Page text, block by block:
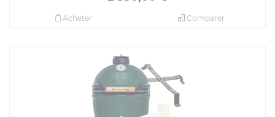
Comparer
Acheter